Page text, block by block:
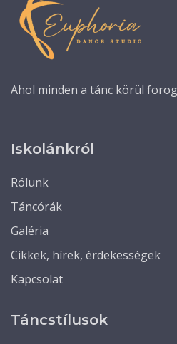
Ahol minden a tánc körül forog
Iskolánkról
Rólunk
Táncórák
Galéria
Cikkek, hírek, érdekességek
Kapcsolat
Táncstílusok